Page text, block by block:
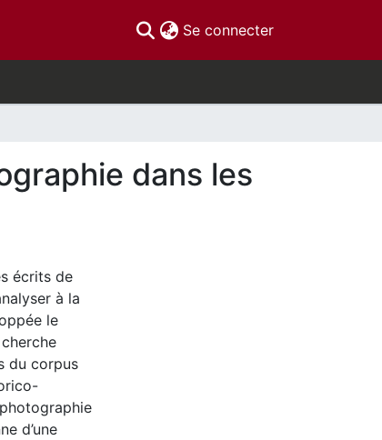
Se connecter(current)
dans les
écrits de
à la
le
du corpus
d’une